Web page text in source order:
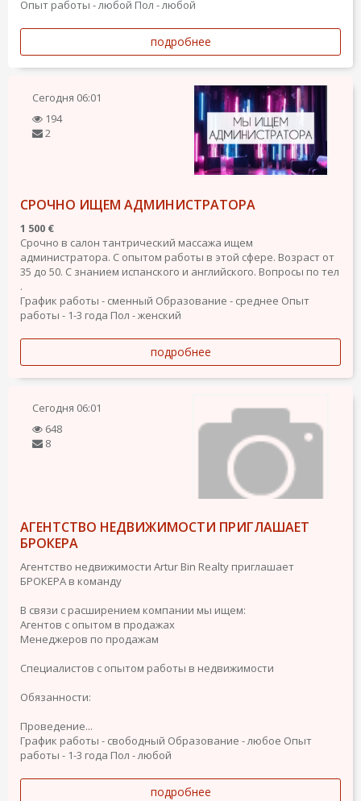
Опыт работы - любой Пол - любой
подробнее
Сегодня 06:01
194
2
СРОЧНО ИЩЕМ АДМИНИСТРАТОРА
1 500 €
Срочно в салон тантрический массажа ищем
администратора. С опытом работы в этой сфере. Возраст от
35 до 50. С знанием испанского и английского. Вопросы по тел
.
График работы - сменный Образование - среднее Опыт
работы - 1-3 года Пол - женский
подробнее
Сегодня 06:01
648
8
АГЕНТСТВО НЕДВИЖИМОСТИ ПРИГЛАШАЕТ
БРОКЕРА
Агентство недвижимости Artur Bin Realty приглашает
БРОКЕРА в команду
В связи с расширением компании мы ищем:
Агентов с опытом в продажах
Менеджеров по продажам
Специалистов с опытом работы в недвижимости
Обязанности:
Проведение...
График работы - свободный Образование - любое Опыт
работы - 1-3 года Пол - любой
подробнее